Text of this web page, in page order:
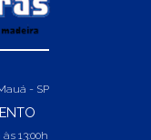
- SP
13:00h